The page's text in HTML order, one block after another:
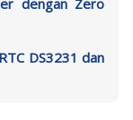
dengan Zero
DS3231 dan